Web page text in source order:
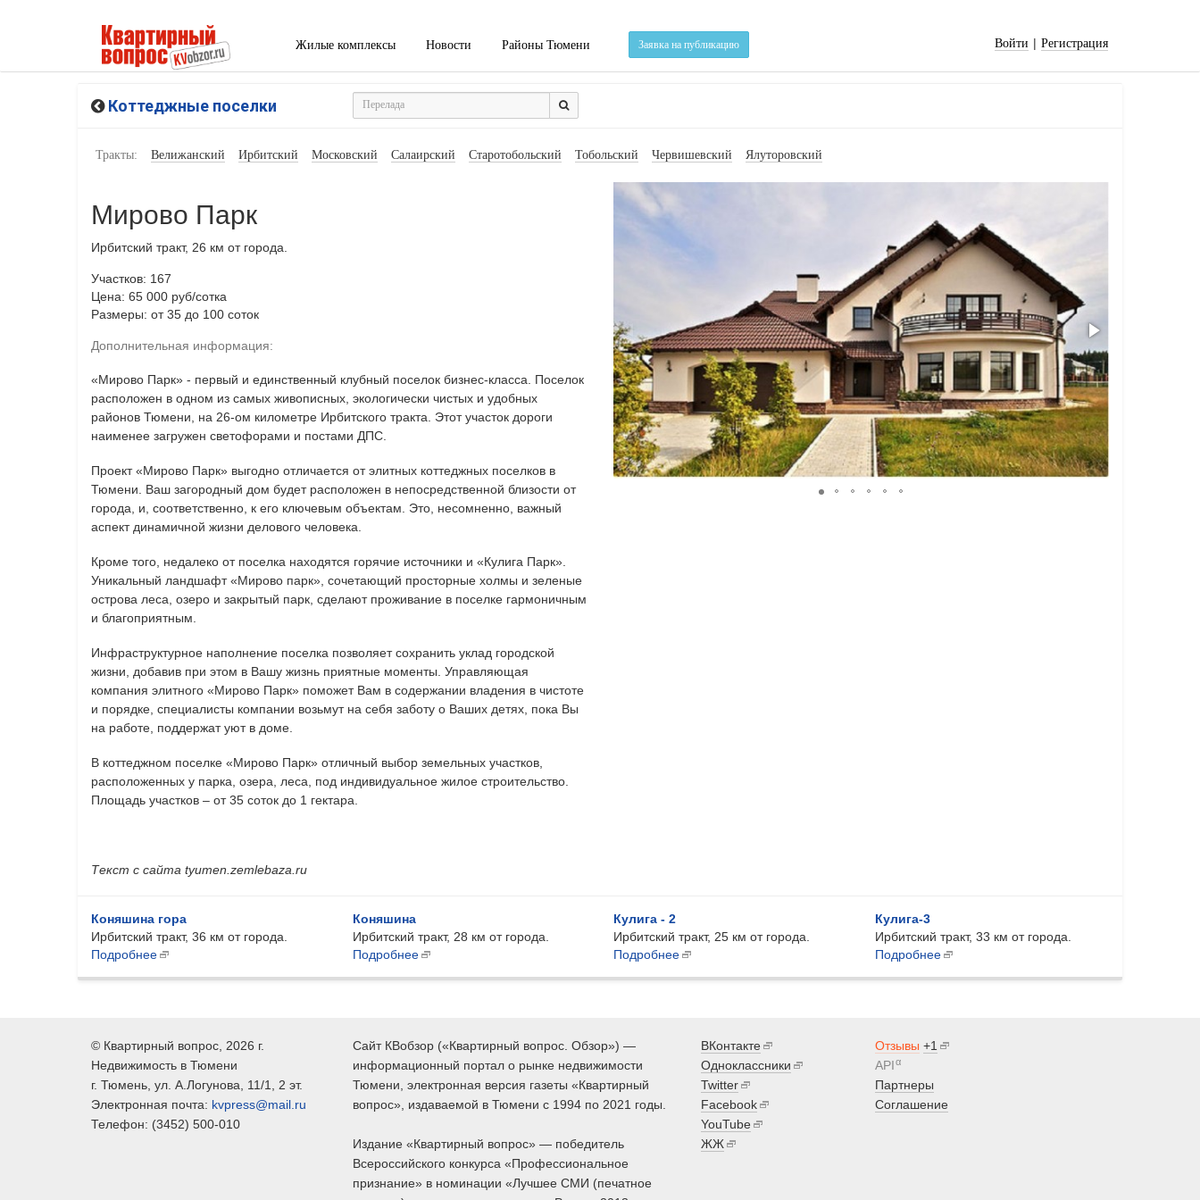
Жилые комплексы Новости Районы Тюмени Заявка на публикацию Войти | Регистрация
Коттеджные поселки
Тракты: Велижанский Ирбитский Московский Салаирский Старотобольский Тобольский Червишевский Ялуторовский
Мирово Парк
Ирбитский тракт, 26 км от города.
Участков: 167
Цена: 65 000 руб/сотка
Размеры: от 35 до 100 соток
Дополнительная информация:
«Мирово Парк» - первый и единственный клубный поселок бизнес-класса. Поселок
расположен в одном из самых живописных, экологически чистых и удобных
районов Тюмени, на 26-ом километре Ирбитского тракта. Этот участок дороги
наименее загружен светофорами и постами ДПС.
Проект «Мирово Парк» выгодно отличается от элитных коттеджных поселков в
Тюмени. Ваш загородный дом будет расположен в непосредственной близости от
города, и, соответственно, к его ключевым объектам. Это, несомненно, важный
аспект динамичной жизни делового человека.
Кроме того, недалеко от поселка находятся горячие источники и «Кулига Парк».
Уникальный ландшафт «Мирово парк», сочетающий просторные холмы и зеленые
острова леса, озеро и закрытый парк, сделают проживание в поселке гармоничным
и благоприятным.
Инфраструктурное наполнение поселка позволяет сохранить уклад городской
жизни, добавив при этом в Вашу жизнь приятные моменты. Управляющая
компания элитного «Мирово Парк» поможет Вам в содержании владения в чистоте
и порядке, специалисты компании возьмут на себя заботу о Ваших детях, пока Вы
на работе, поддержат уют в доме.
В коттеджном поселке «Мирово Парк» отличный выбор земельных участков,
расположенных у парка, озера, леса, под индивидуальное жилое строительство.
Площадь участков – от 35 соток до 1 гектара.
Текст с сайта tyumen.zemlebaza.ru
Коняшина гора
Ирбитский тракт, 36 км от города.
Подробнее
Коняшина
Ирбитский тракт, 28 км от города.
Подробнее
Кулига - 2
Ирбитский тракт, 25 км от города.
Подробнее
Кулига-3
Ирбитский тракт, 33 км от города.
Подробнее
© Квартирный вопрос , 2026 г.
Недвижимость в Тюмени
г. Тюмень , ул. А.Логунова, 11/1, 2 эт.
Электронная почта: kvpress@mail.ru
Телефон: (3452) 500-010
Сайт КВобзор («Квартирный вопрос. Обзор») —
информационный портал о рынке недвижимости
Тюмени, электронная версия газеты «Квартирный
вопрос», издаваемой в Тюмени с 1994 по 2021 годы.
Издание «Квартирный вопрос» — победитель
Всероссийского конкурса «Профессиональное
признание» в номинации «Лучшее СМИ (печатное
ВКонтакте
Одноклассники
Twitter
Facebook
YouTube
ЖЖ
Отзывы +1
APIα
Партнеры
Соглашение